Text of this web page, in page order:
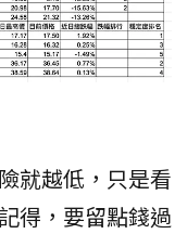
就越低，只是看
得，要留點錢過